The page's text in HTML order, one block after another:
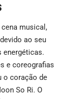
cena musical,
ao seu
energéticas.
e coreografias
o coração de
So Ri. O